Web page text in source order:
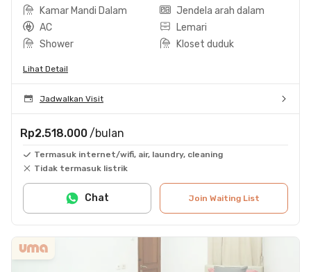
Kamar Mandi Dalam
Jendela arah dalam
AC
Lemari
Shower
Kloset duduk
Lihat Detail
Jadwalkan Visit
Rp2.518.000 /bulan
Termasuk internet/wifi, air, laundry, cleaning
Tidak termasuk listrik
Join Waiting List
Chat